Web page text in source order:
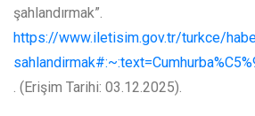
şahlandırmak”.
https://www.iletisim.gov.tr/turkce/
. (Erişim Tarihi: 03.12.2025).